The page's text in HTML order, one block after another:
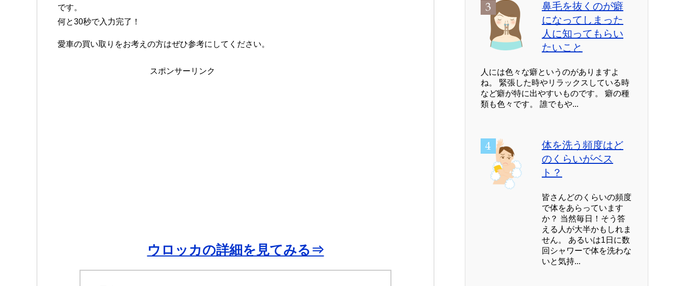
です。
何と30秒で入力完了 ！
愛車の買い取りをお考えの方はぜひ参考にしてください。
スポンサーリンク
ウロッカの詳細を見てみる⇒
鼻毛を抜くのが癖
になってしまった
人に知ってもらい
たいこと
人には色々な癖というのがありますよ
ね。 緊張した時やリラックスしている時
など癖が特に出やすいものです。 癖の種
類も色々です。 誰でもや...
体を洗う頻度はど
のくらいがベス
ト？
皆さんどのくらいの頻度
で体をあらっています
か？ 当然毎日！そう答
える人が大半かもしれま
せん。 あるいは1日に数
回シャワーで体を洗わな
いと気持...